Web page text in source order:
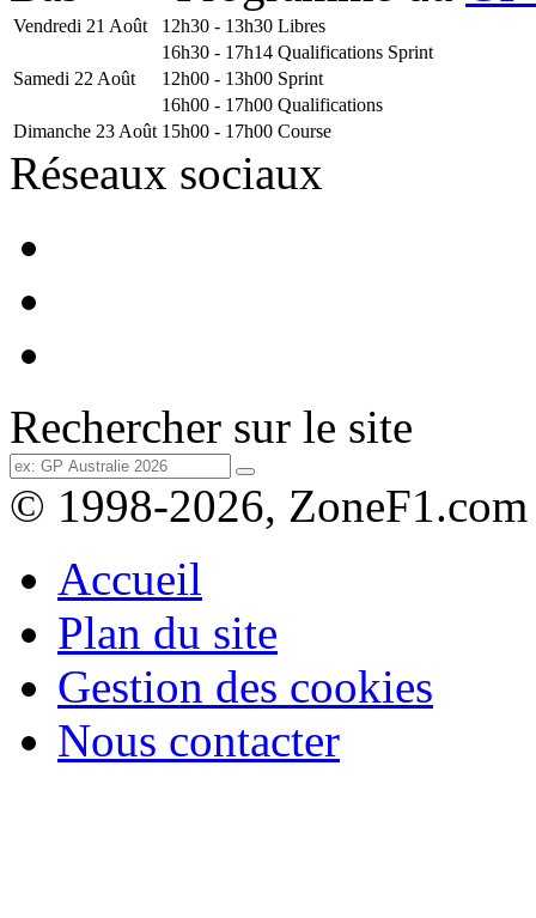
Vendredi 21 Août 12h30 - 13h30 Libres
16h30 - 17h14 Qualifications Sprint
Samedi 22 Août
12h00 - 13h00 Sprint
16h00 - 17h00 Qualifications
Dimanche 23 Août 15h00 - 17h00 Course
Réseaux sociaux
Rechercher sur le site
© 1998-2026, ZoneF1.com
Accueil
Plan du site
Gestion des cookies
Nous contacter